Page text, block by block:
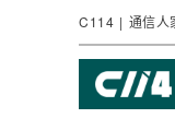
C114 | 通信人